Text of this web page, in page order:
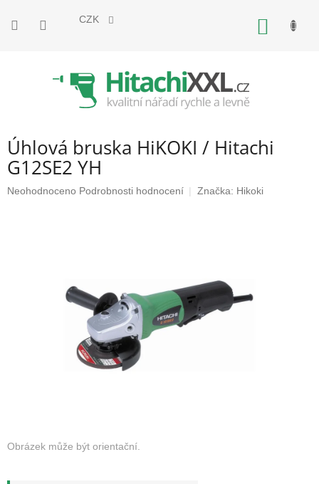
obsah
CZK
Úhlová bruska HiKOKI / Hitachi
G12SE2 YH
Průměrné
Neohodnoceno Podrobnosti hodnocení Značka: Hikoki